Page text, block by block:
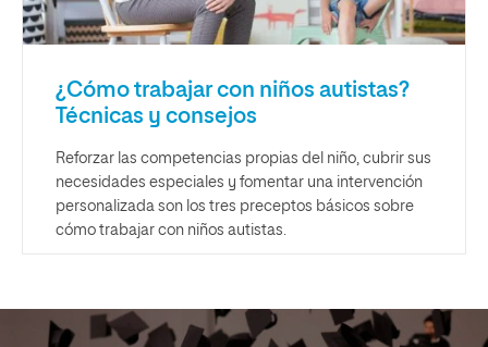
¿Cómo trabajar con niños autistas?
Técnicas y consejos
Reforzar las competencias propias del niño, cubrir sus
necesidades especiales y fomentar una intervención
personalizada son los tres preceptos básicos sobre
cómo trabajar con niños autistas.